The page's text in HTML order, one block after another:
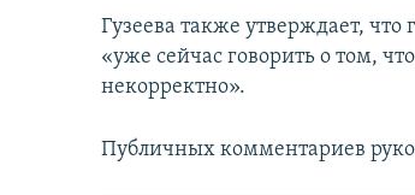
Гузеева также утверждает, что
«уже сейчас говорить о том,
некорректно».
Публичных комментариев